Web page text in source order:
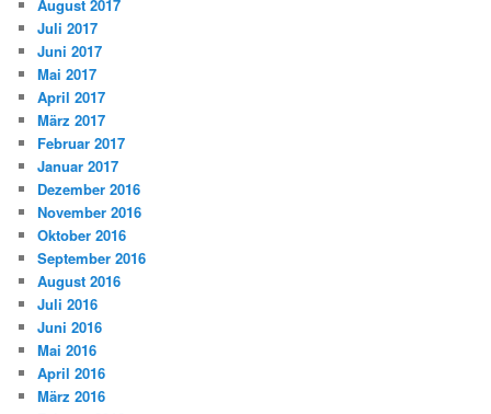
August 2017
Juli 2017
Juni 2017
Mai 2017
April 2017
März 2017
Februar 2017
Januar 2017
Dezember 2016
November 2016
Oktober 2016
September 2016
August 2016
Juli 2016
Juni 2016
Mai 2016
April 2016
März 2016